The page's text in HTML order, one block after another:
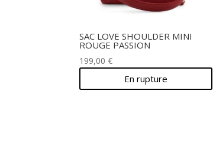
SAC LOVE SHOULDER MINI
ROUGE PASSION
199,00€
En rupture